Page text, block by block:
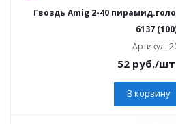
Гвоздь Amig 2-40
6137
Артикул:
52руб./шт
В корзину